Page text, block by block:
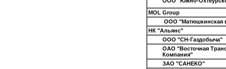
MOL Group
ООО "Матюшкинская
НК "Альянс"
ООО "СН-Газдобыча"
ОАО "Восточная
Компания"
ЗАО "САНЕКО"